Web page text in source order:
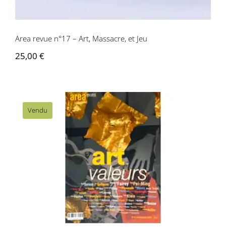
Area revue n°17 – Art, Massacre, et Jeu
25,00 €
Vendu
Area revue n°18 – Art et Valeur